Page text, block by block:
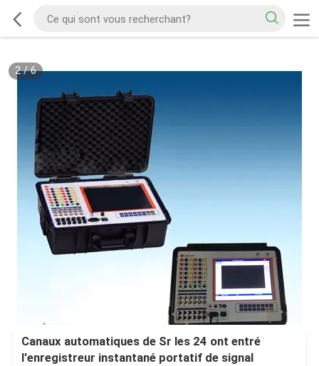
2/6
Canaux automatiques de Sr les 24 ont entré
l'enregistreur instantané portatif de signal